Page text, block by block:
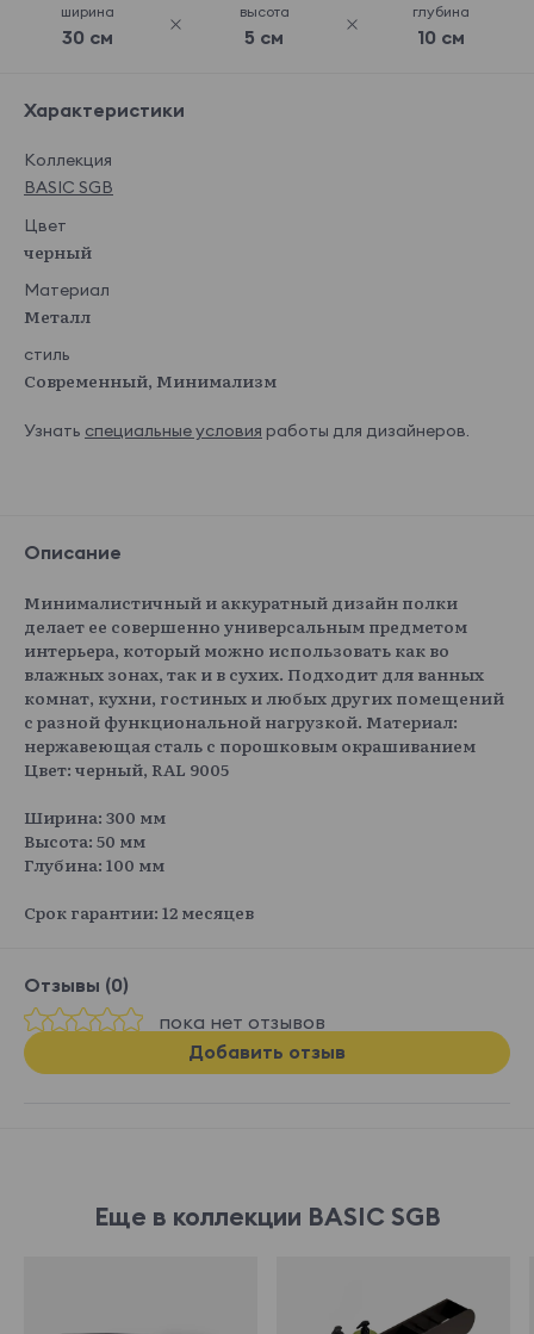
ширина
30 см
высота
5 см
глубина
10 см
Характеристики
Коллекция
BASIC SGB
Цвет
черный
Материал
Металл
стиль
Современный, Минимализм
Узнать специальные условия работы для дизайнеров.
Описание
Минималистичный и аккуратный дизайн полки
делает ее совершенно универсальным предметом
интерьера, который можно использовать как во
влажных зонах, так и в сухих. Подходит для ванных
комнат, кухни, гостиных и любых других помещений
с разной функциональной нагрузкой. Материал:
нержавеющая сталь с порошковым окрашиванием
Цвет: черный, RAL 9005
Ширина: 300 мм
Высота: 50 мм
Глубина: 100 мм
Срок гарантии: 12 месяцев
Отзывы (0)
пока нет отзывов
Добавить отзыв
Еще в коллекции BASIC SGB